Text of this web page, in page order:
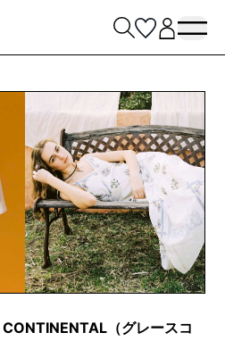
（グレースコ